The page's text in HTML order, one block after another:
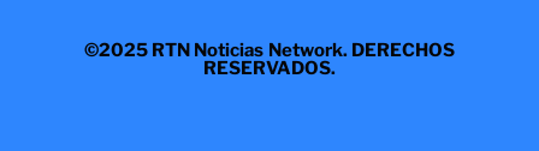
©2025 RTN Noticias Network. DERECHOS
RESERVADOS.